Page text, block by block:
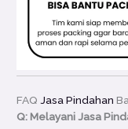
FAQ Jasa Pindahan
Q: Melayani Jasa